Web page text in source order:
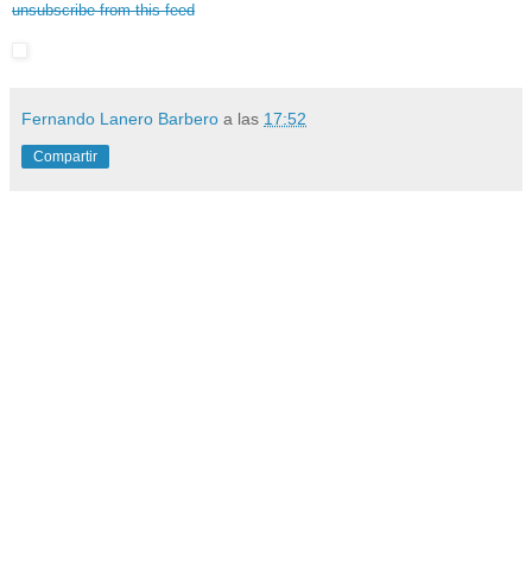
unsubscribe from this feed
Fernando Lanero Barbero a las 17:52
Compartir